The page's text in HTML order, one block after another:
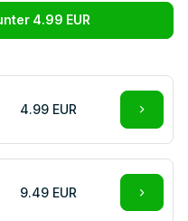
4.99 EUR
4.99 EUR
9.49 EUR